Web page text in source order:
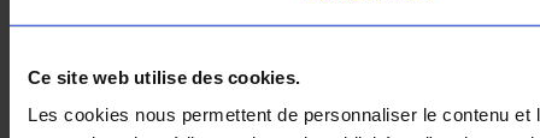
Ce site web utilise des cookies.
Les cookies nous permettent de personnaliser le contenu